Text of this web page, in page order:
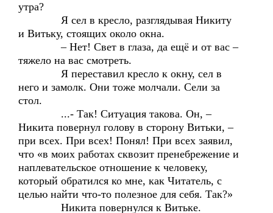
утра?
Я сел в кресло, разглядывая Никиту
и Витьку, стоящих около окна.
– Нет! Свет в глаза, да ещё и от вас –
тяжело на вас смотреть.
Я переставил кресло к окну, сел в
него и замолк. Они тоже молчали. Сели за
стол.
...- Так! Ситуация такова. Он, –
Никита повернул голову в сторону Витьки, –
при всех. При всех! Понял! При всех заявил,
что «в моих работах сквозит пренебрежение и
наплевательское отношение к человеку,
который обратился ко мне, как Читатель, с
целью найти что-то полезное для себя. Так?»
Никита повернулся к Витьке.